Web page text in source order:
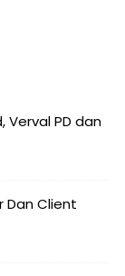
Verval PD dan
Dan Client